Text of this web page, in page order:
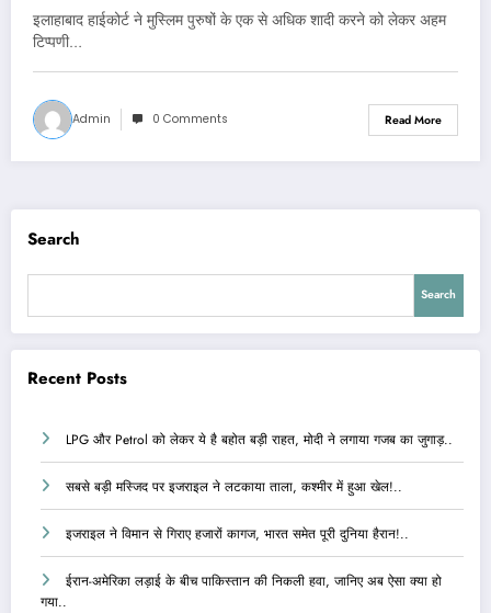
इलाहाबाद हाईकोर्ट ने मुस्लिम पुरुषों के एक से अधिक शादी करने को लेकर अहम
टिप्पणी…
Admin 0 Comments Read More
Search
Search
Recent Posts
LPG और Petrol को लेकर ये है बहोत बड़ी राहत, मोदी ने लगाया गजब का जुगाड़..
सबसे बड़ी मस्जिद पर इजराइल ने लटकाया ताला, कश्मीर में हुआ खेल!..
इजराइल ने विमान से गिराए हजारों कागज, भारत समेत पूरी दुनिया हैरान!..
ईरान-अमेरिका लड़ाई के बीच पाकिस्तान की निकली हवा, जानिए अब ऐसा क्या हो
गया..